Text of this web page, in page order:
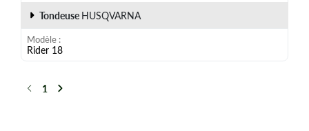
fiable et efficace pour remettre votre machine en état !
Tondeuse HUSQVARNA
Modèle
Rider 18
Précédent
1 Suivant